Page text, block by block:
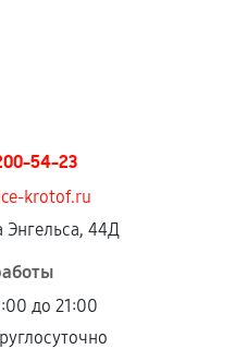
54-23
krotof.ru
Энгельса, 44Д
до 21:00